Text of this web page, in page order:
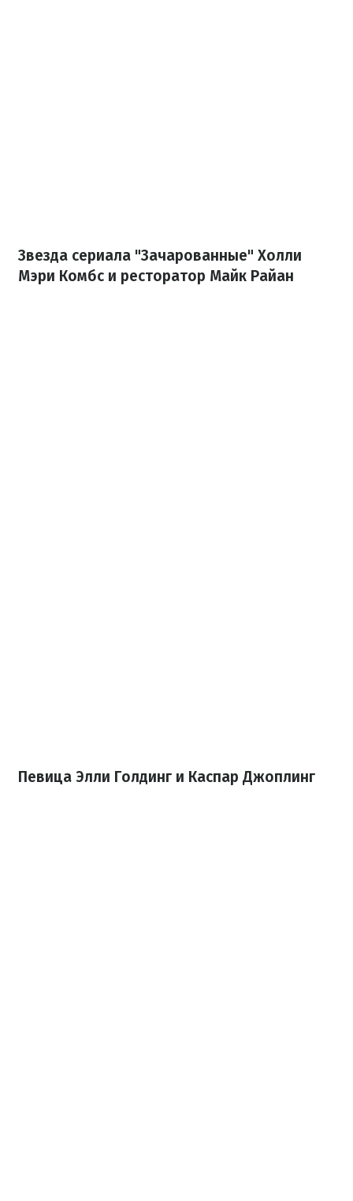
Звезда сериала "Зачарованные" Холли
Мэри Комбс и ресторатор Майк Райан
Певица Элли Голдинг и Каспар Джоплинг